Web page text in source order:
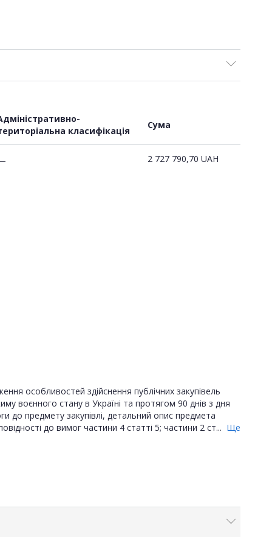
класифікація
Сума
2 727 790,70 UAH
особливостей здійснення публічних закупівель
воєнного стану в Україні та протягом 90 днів з дня
до предмету закупівлі, детальний опис предмета
до вимог частини 4 статті 5; частини 2 ст... Ще